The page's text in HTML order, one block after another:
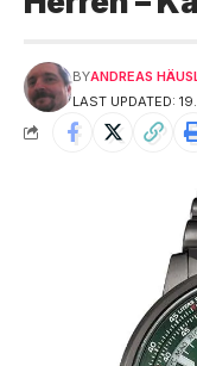
LAST UPDATED:
BYANDREAS